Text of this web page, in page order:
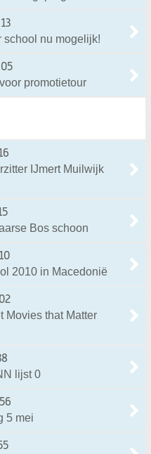
nu mogelijk!
promotietour
IJmert Muilwijk
Bos schoon
2010 in Macedonië
Movies that Matter
lijst 0
5 mei